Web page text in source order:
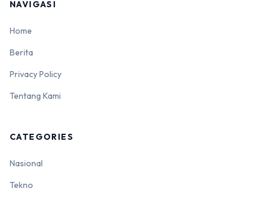
NAVIGASI
Home
Berita
Privacy Policy
Tentang Kami
CATEGORIES
Nasional
Tekno